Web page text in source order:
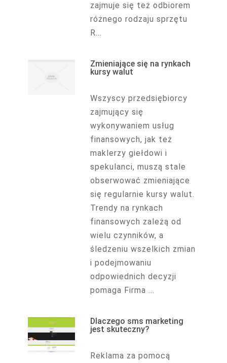
zajmuje się też odbiorem
różnego rodzaju sprzętu
R...
Zmieniające się na rynkach
kursy walut
Wszyscy przedsiębiorcy
zajmujący się
wykonywaniem usług
finansowych, jak też
maklerzy giełdowi i
spekulanci, muszą stale
obserwować zmieniające
się regularnie kursy walut.
Trendy na rynkach
finansowych zależą od
wielu czynników, a
śledzeniu wszelkich zmian
i podejmowaniu
odpowiednich decyzji
pomaga Firma ...
Dlaczego sms marketing
jest skuteczny?
Reklama za pomocą